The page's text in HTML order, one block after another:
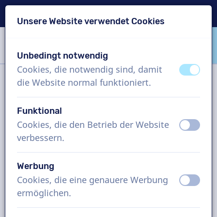
VoiceProductions
Projekt
Thailändisch Sprecher,
Audioguide, Mann und Frau
Unsere Website verwendet Cookies
Unbedingt notwendig
Cookies, die notwendig sind, damit
die Website normal funktioniert.
aus
an
Funktional
Cookies, die den Betrieb der Website
verbessern.
ausan
Werbung
Cookies, die eine genauere Werbung
ermöglichen.
ausan